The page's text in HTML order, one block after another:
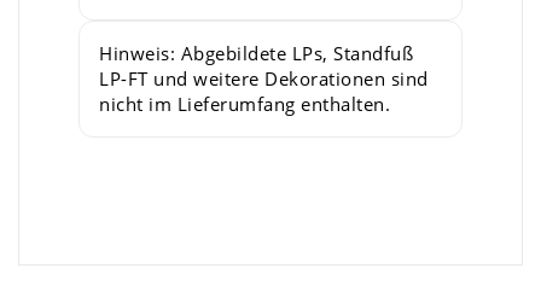
Hinweis: Abgebildete LPs, Standfuß
LP-FT und weitere Dekorationen sind
nicht im Lieferumfang enthalten.